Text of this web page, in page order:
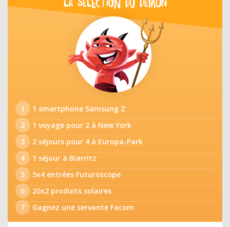
LA SÉLECTION DU DÉMON
1
1 smartphone Samsung Z
2
1 voyage pour 2 à New York
3
2 séjours pour 4 à Europa-Park
4
1 séjour à Biarritz
5
5x4 entrées Futuroscope
6
20x2 produits solaires
7
Gagnez une servante Facom